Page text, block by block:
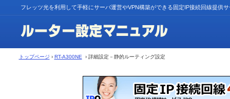
フレッツ光を利用して手軽にサーバ運営やVPN構築ができる固定IP接続回線提供
トップページ › RT-A300NE › 詳細設定－静的ルーティング設定